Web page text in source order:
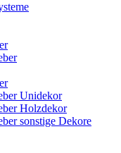
Unidekor
Holzdekor
sonstige Dekore